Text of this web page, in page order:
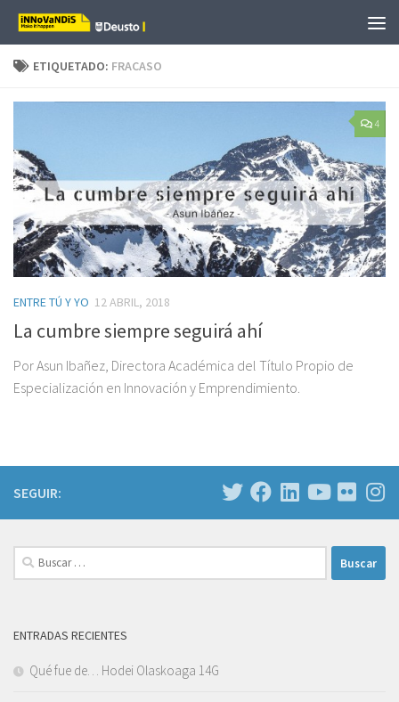
Saltar al contenido
ETIQUETADO: FRACASO
4
ENTRE TÚ Y YO 12 ABRIL, 2018
La cumbre siempre seguirá ahí
Por Asun Ibañez, Directora Académica del Título Propio de
Especialización en Innovación y Emprendimiento.
SEGUIR:
Buscar:
ENTRADAS RECIENTES
Qué fue de… Hodei Olaskoaga 14G